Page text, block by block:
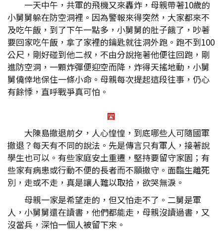
一天中午，共軍的飛機又來轟炸，母親帶著10歲的
小舅舅躲在防空洞裡。因為警報來得突然，大家都來不
及吃午飯，到了下午一點多，小舅舅的肚子餓了，吵著
要回家吃午飯，拿了家裡的鑰匙就往洞外跑。跑不到100
公尺，剛好碰到他二叔，不由分說拖著他便往回跑，剛
進防空洞，一顆炸彈便迎空而降，炸得天搖地動，小舅
舅僥倖地保住一條小命。母親每次提起這段往事，仍心
有餘悸，直呼戰爭真可怕。
四
大陳島撤退前夕，人心惶惶，到底哪些人可隨國軍
撤退？每天有不同的說法。先是傳言只有軍人，接著說
學生也可以。有些家庭安土重遷，堅持要留守家園；有
些家有病患或行動不便的長者而不願撤守。面臨生離死
別，走或不走，真是讓人難以取拾，欲哭無淚。
母親一家是希望走的，但又怕走不了。二舅是軍
人，小舅舅還在讀書，他們都能走，母親沒讀過書，又
沒當兵，深怕一個人被留下來。